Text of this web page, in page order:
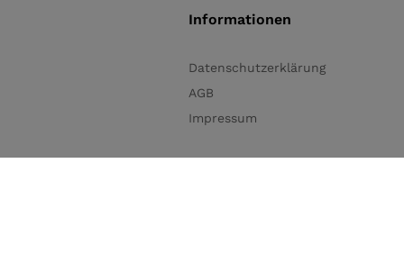
Informationen
Datenschutzerklärung
AGB
Impressum